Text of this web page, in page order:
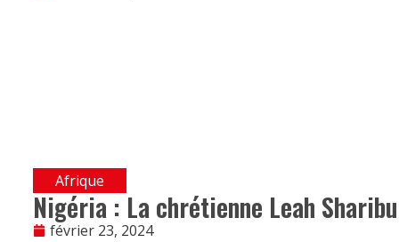
Afrique
Nigéria : La chrétienne Leah
février 23, 2024